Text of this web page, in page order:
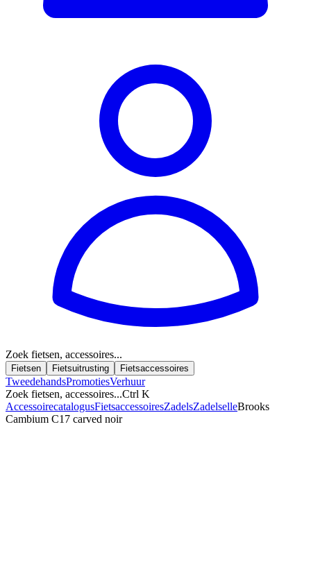
Zoek fietsen, accessoires...
Fietsen Fietsuitrusting Fietsaccessoires
TweedehandsPromotiesVerhuur
Zoek fietsen, accessoires...Ctrl K
AccessoirecatalogusFietsaccessoiresZadelsZadelselleBrooks
Cambium C17 carved noir